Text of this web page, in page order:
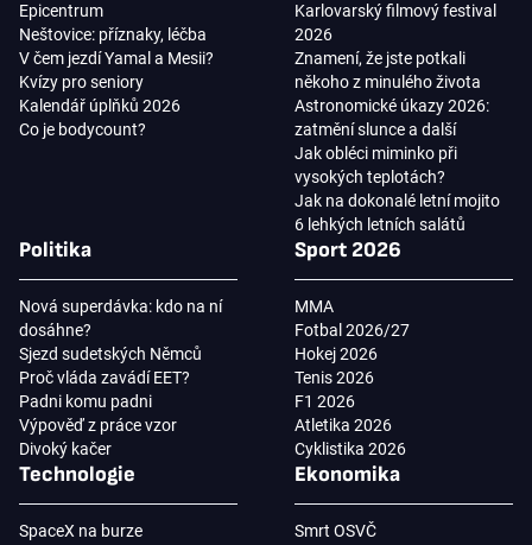
Epicentrum
Neštovice: příznaky, léčba
V čem jezdí Yamal a Mesii?
Kvízy pro seniory
Kalendář úplňků 2026
Co je bodycount?
Karlovarský filmový festival
2026
Znamení, že jste potkali
někoho z minulého života
Astronomické úkazy 2026:
zatmění slunce a další
Jak obléci miminko při
vysokých teplotách?
Jak na dokonalé letní mojito
6 lehkých letních salátů
Politika
Nová superdávka: kdo na ní
dosáhne?
Sjezd sudetských Němců
Proč vláda zavádí EET?
Padni komu padni
Výpověď z práce vzor
Divoký kačer
Sport 2026
MMA
Fotbal 2026/27
Hokej 2026
Tenis 2026
F1 2026
Atletika 2026
Cyklistika 2026
Technologie
SpaceX na burze
Ekonomika
Smrt OSVČ